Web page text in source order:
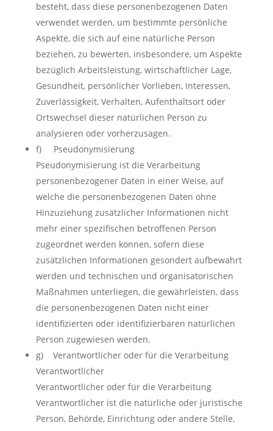
besteht, dass diese personenbezogenen Daten
verwendet werden, um bestimmte persönliche
Aspekte, die sich auf eine natürliche Person
beziehen, zu bewerten, insbesondere, um Aspekte
bezüglich Arbeitsleistung, wirtschaftlicher Lage,
Gesundheit, persönlicher Vorlieben, Interessen,
Zuverlässigkeit, Verhalten, Aufenthaltsort oder
Ortswechsel dieser natürlichen Person zu
analysieren oder vorherzusagen.
f) Pseudonymisierung
Pseudonymisierung ist die Verarbeitung
personenbezogener Daten in einer Weise, auf
welche die personenbezogenen Daten ohne
Hinzuziehung zusätzlicher Informationen nicht
mehr einer spezifischen betroffenen Person
zugeordnet werden können, sofern diese
zusätzlichen Informationen gesondert aufbewahrt
werden und technischen und organisatorischen
Maßnahmen unterliegen, die gewährleisten, dass
die personenbezogenen Daten nicht einer
identifizierten oder identifizierbaren natürlichen
Person zugewiesen werden.
g) Verantwortlicher oder für die Verarbeitung
Verantwortlicher
Verantwortlicher oder für die Verarbeitung
Verantwortlicher ist die natürliche oder juristische
Person, Behörde, Einrichtung oder andere Stelle,